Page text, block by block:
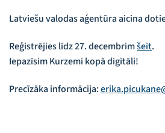
Latviešu valodas aģentūra aicina
Reģistrējies līdz 27. decembrimšeit.
Iepazīsim Kurzemi kopā digitāli!
Precīzāka informācija: